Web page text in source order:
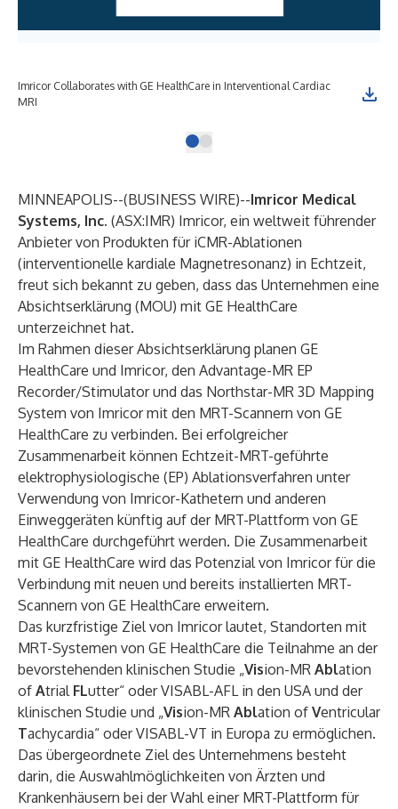
Imricor Collaborates with GE HealthCare in Interventional Cardiac
MRI
MINNEAPOLIS--(BUSINESS WIRE)--Imricor Medical
Systems, Inc. (ASX:IMR) Imricor, ein weltweit führender
Anbieter von Produkten für iCMR-Ablationen
(interventionelle kardiale Magnetresonanz) in Echtzeit,
freut sich bekannt zu geben, dass das Unternehmen eine
Absichtserklärung (MOU) mit GE HealthCare
unterzeichnet hat.
Im Rahmen dieser Absichtserklärung planen GE
HealthCare und Imricor, den Advantage-MR EP
Recorder/Stimulator und das Northstar-MR 3D Mapping
System von Imricor mit den MRT-Scannern von GE
HealthCare zu verbinden. Bei erfolgreicher
Zusammenarbeit können Echtzeit-MRT-geführte
elektrophysiologische (EP) Ablationsverfahren unter
Verwendung von Imricor-Kathetern und anderen
Einweggeräten künftig auf der MRT-Plattform von GE
HealthCare durchgeführt werden. Die Zusammenarbeit
mit GE HealthCare wird das Potenzial von Imricor für die
Verbindung mit neuen und bereits installierten MRT-
Scannern von GE HealthCare erweitern.
Das kurzfristige Ziel von Imricor lautet, Standorten mit
MRT-Systemen von GE HealthCare die Teilnahme an der
bevorstehenden klinischen Studie „Vision-MR Ablation
of AtrialFLutter“ oder VISABL-AFL in den USA und der
klinischen Studie und „Vision-MR Ablation of Ventricular
Tachycardia“ oder VISABL-VT in Europa zu ermöglichen.
Das übergeordnete Ziel des Unternehmens besteht
darin, die Auswahlmöglichkeiten von Ärzten und
Krankenhäusern bei der Wahl einer MRT-Plattform für